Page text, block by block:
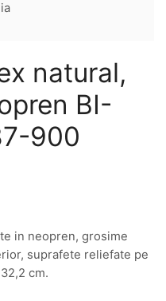
natural,
BI-
900
in neopren, grosime
suprafete reliefate pe
cm.